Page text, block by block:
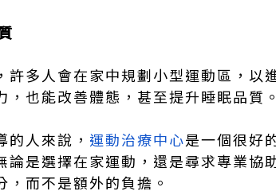
許多人會在家中規劃小型運動區，以
也能改善體態，甚至提升睡眠品質
人來說， 運動治療中心是一個很好
論是選擇在家運動，還是尋求專業協
而不是額外的負擔。